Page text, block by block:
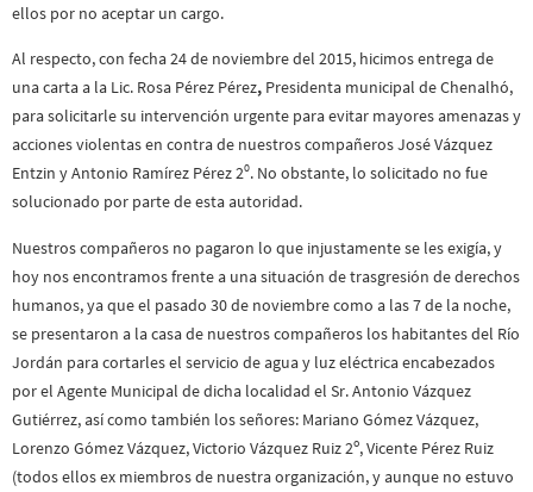
ellos por no aceptar un cargo.
Al respecto, con fecha 24 de noviembre del 2015, hicimos entrega de
una carta a la Lic. Rosa Pérez Pérez, Presidenta municipal de Chenalhó,
para solicitarle su intervención urgente para evitar mayores amenazas y
acciones violentas en contra de nuestros compañeros José Vázquez
Entzin y Antonio Ramírez Pérez 20. No obstante, lo solicitado no fue
solucionado por parte de esta autoridad.
Nuestros compañeros no pagaron lo que injustamente se les exigía, y
hoy nos encontramos frente a una situación de trasgresión de derechos
humanos, ya que el pasado 30 de noviembre como a las 7 de la noche,
se presentaron a la casa de nuestros compañeros los habitantes del Río
Jordán para cortarles el servicio de agua y luz eléctrica encabezados
por el Agente Municipal de dicha localidad el Sr. Antonio Vázquez
Gutiérrez, así como también los señores: Mariano Gómez Vázquez,
Lorenzo Gómez Vázquez, Victorio Vázquez Ruiz 2o, Vicente Pérez Ruiz
(todos ellos ex miembros de nuestra organización, y aunque no estuvo